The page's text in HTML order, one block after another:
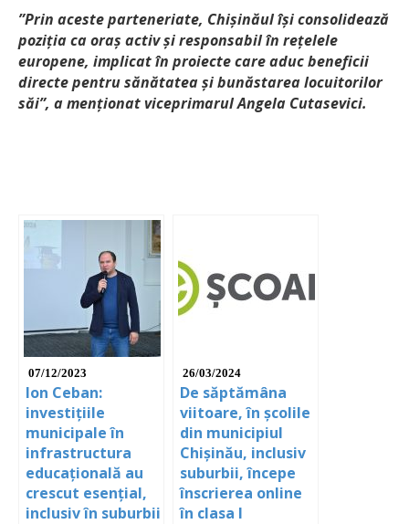
”Prin aceste parteneriate, Chișinăul își consolidează
poziția ca oraș activ și responsabil în rețelele
europene, implicat în proiecte care aduc beneficii
directe pentru sănătatea și bunăstarea locuitorilor
săi”, a menționat viceprimarul Angela Cutasevici.
07/12/2023
Ion Ceban:
investițiile
municipale în
infrastructura
educațională au
crescut esențial,
inclusiv în suburbii
26/03/2024
De săptămâna
viitoare, în școlile
din municipiul
Chișinău, inclusiv
suburbii, începe
înscrierea online
în clasa I